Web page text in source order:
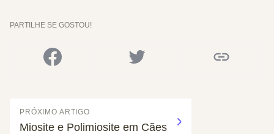
PARTILHE SE GOSTOU!
PRÓXIMO ARTIGO
Miosite e Polimiosite em Cães